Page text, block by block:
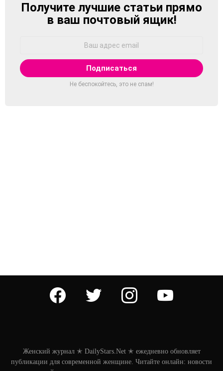
NEWSLETTER
Получите лучшие статьи прямо
в ваш почтовый ящик!
Не беспокойтесь, это не спам!
facebook twitter instagram youtube
Женский журнал ✭ DailyStars.Net ✭ ежедневно обновляет
публикации для современной женщине. Читайте онлайн: новости